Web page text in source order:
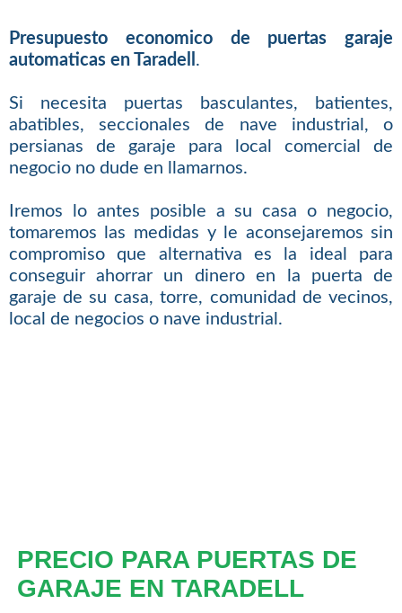
Presupuesto economico de puertas garaje
automaticas en Taradell .
Si necesita puertas basculantes, batientes,
abatibles, seccionales de nave industrial, o
persianas de garaje para local comercial de
negocio no dude en llamarnos.
Iremos lo antes posible a su casa o negocio,
tomaremos las medidas y le aconsejaremos sin
compromiso que alternativa es la ideal para
conseguir ahorrar un dinero en la puerta de
garaje de su casa, torre, comunidad de vecinos,
local de negocios o nave industrial.
PRECIO PARA PUERTAS DE
GARAJE EN TARADELL